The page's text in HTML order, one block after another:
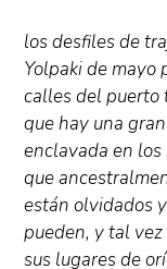
los desfiles de
Yolpaki de mayo
calles del puerto
que hay una
enclavada en
que
están olvidados
pueden, y tal
sus lugares de